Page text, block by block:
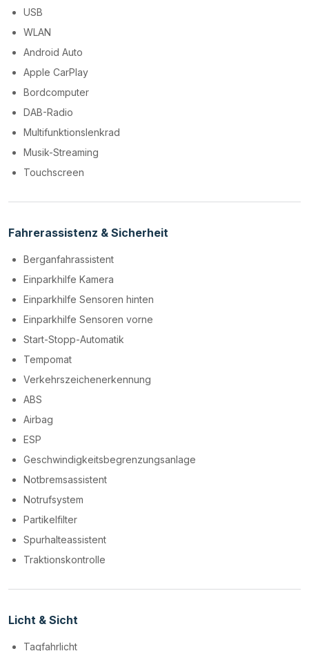
USB
WLAN
Android Auto
Apple CarPlay
Bordcomputer
DAB-Radio
Multifunktionslenkrad
Musik-Streaming
Touchscreen
Fahrerassistenz & Sicherheit
Berganfahrassistent
Einparkhilfe Kamera
Einparkhilfe Sensoren hinten
Einparkhilfe Sensoren vorne
Start-Stopp-Automatik
Tempomat
Verkehrszeichenerkennung
ABS
Airbag
ESP
Geschwindigkeitsbegrenzungsanlage
Notbremsassistent
Notrufsystem
Partikelfilter
Spurhalteassistent
Traktionskontrolle
Licht & Sicht
Tagfahrlicht